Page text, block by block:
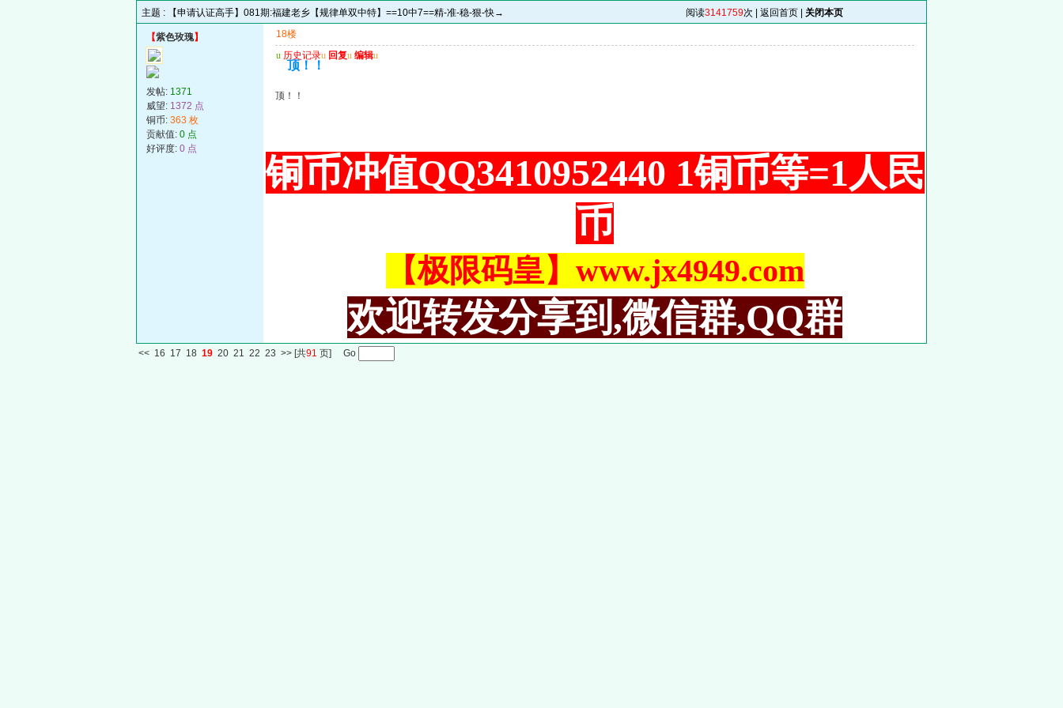
主题 : 【申请认证高手】081期:福建老乡【规律单双中特】==10中7==精-准-稳-狠-快→ 阅读3141759次 | 返回首页 关闭本页
【紫色玫瑰】
发帖: 1371
威望: 1372 点
铜币: 363 枚
贡献值: 0 点
好评度: 0 点
18楼
u 历史记录u 回复u 编辑u
顶！！
顶！！
铜币冲值QQ3410952440 1铜币等=1人民
币
【极限码皇】www.jx4949.com
欢迎转发分享到,微信群,QQ群
<< 16 17 18 19 20 21 22 23 >> [共91 页] Go